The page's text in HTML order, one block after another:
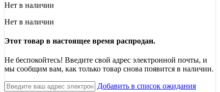
Нет в наличии
Нет в наличии
Этот товар в настоящее время распродан.
Не беспокойтесь! Введите свой адрес электронной почты, и
мы сообщим вам, как только товар снова появится в наличии.
Добавить в список ожидания